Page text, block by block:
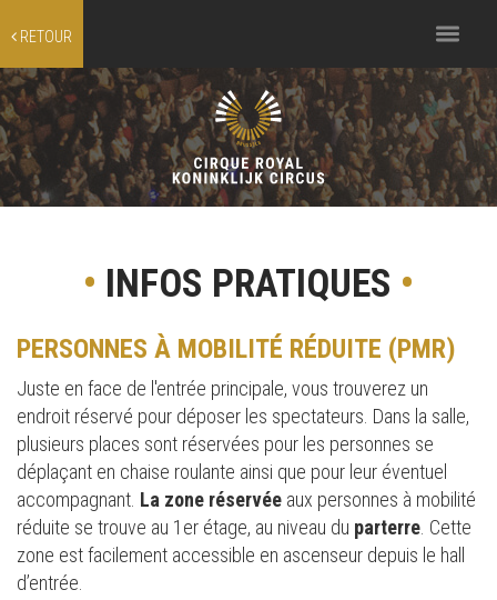
RETOUR
Toggle
navigation
• INFOS PRATIQUES •
PERSONNES À MOBILITÉ RÉDUITE (PMR)
Juste en face de l'entrée principale, vous trouverez un
endroit réservé pour déposer les spectateurs. Dans la salle,
plusieurs places sont réservées pour les personnes se
déplaçant en chaise roulante ainsi que pour leur éventuel
accompagnant. La zone réservée aux personnes à mobilité
réduite se trouve au 1er étage, au niveau du parterre . Cette
zone est facilement accessible en ascenseur depuis le hall
d’entrée.